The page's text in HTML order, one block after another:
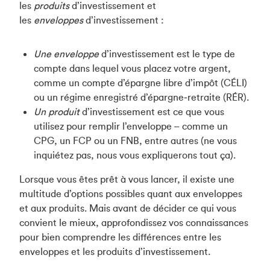
les produitsd’investissement et
les enveloppesd’investissement :
Une envelopped’investissement est le type de
compte dans lequel vous placez votre argent,
comme un compte d’épargne libre d’impôt (CÉLI)
ou un régime enregistré d’épargne‑retraite (RÉR).
Un produitd’investissement est ce que vous
utilisez pour remplir l’enveloppe – comme un
CPG, un FCP ou un FNB, entre autres (ne vous
inquiétez pas, nous vous expliquerons tout ça).
Lorsque vous êtes prêt à vous lancer, il existe une
multitude d’options possibles quant aux enveloppes
et aux produits. Mais avant de décider ce qui vous
convient le mieux, approfondissez vos connaissances
pour bien comprendre les différences entre les
enveloppes et les produits d’investissement.